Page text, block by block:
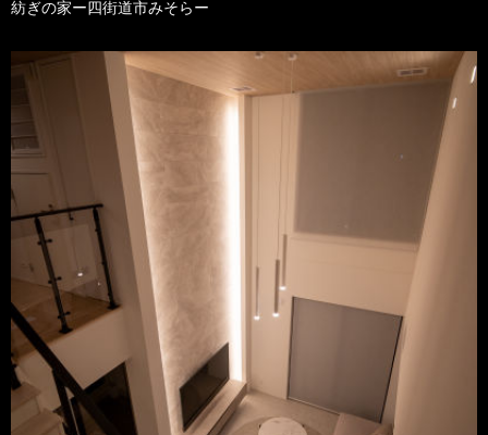
紡ぎの家ー四街道市みそらー